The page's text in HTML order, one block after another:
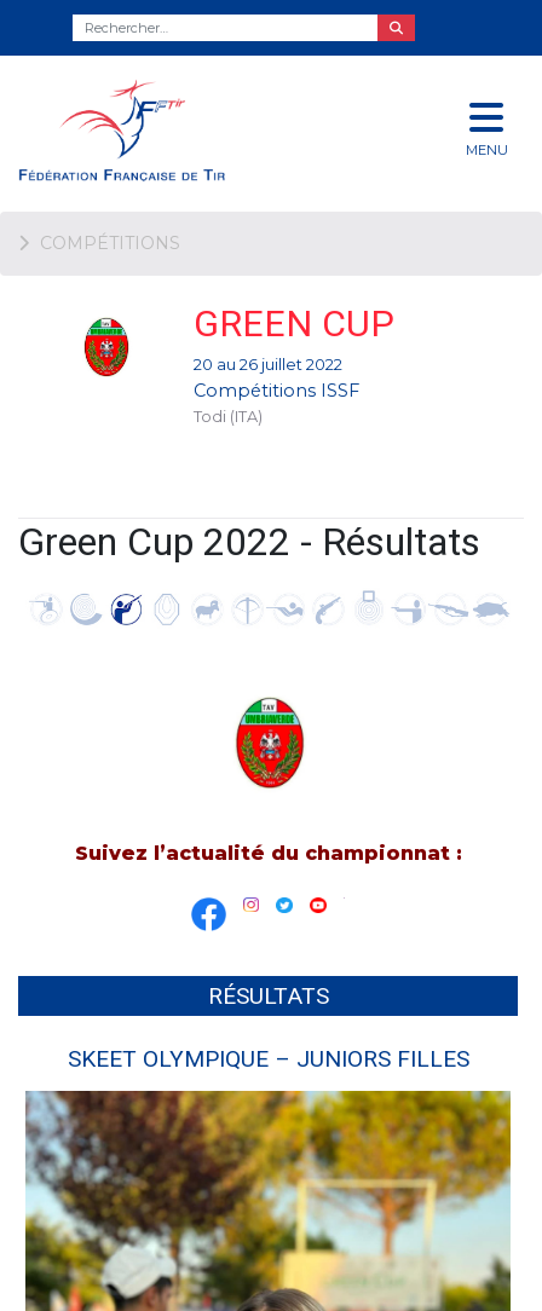
MENU
COMPÉTITIONS
GREEN CUP
20 au 26 juillet 2022
Compétitions ISSF
Todi (ITA)
Green Cup 2022 - Résultats
Suivez l’actualité du championnat :
RÉSULTATS
SKEET OLYMPIQUE – JUNIORS FILLES